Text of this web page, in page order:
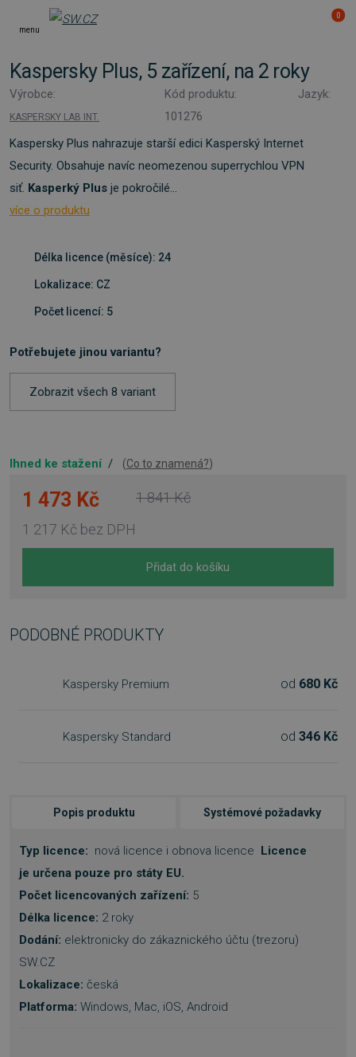
menu
0
Kaspersky Plus, 5 zařízení, na 2 roky
Výrobce:
KASPERSKY LAB INT.
Kód produktu:
101276
Jazyk:
Kaspersky Plus nahrazuje starší edici Kasperský Internet
Security. Obsahuje navíc neomezenou superrychlou VPN
siť. Kasperký Plus je pokročilé...
více o produktu
Délka licence (měsíce): 24
Lokalizace: CZ
Počet licencí: 5
Potřebujete jinou variantu?
Zobrazit všech 8 variant
Ihned ke stažení / (Co to znamená?)
1 473 Kč
1 217 Kč bez DPH
1 841 Kč
Přidat do košíku
PODOBNÉ PRODUKTY
Kaspersky Premium od 680 Kč
Kaspersky Standard od 346 Kč
Popis produktu Systémové požadavky
Typ licence: nová licence i obnova licence
Licence
je určena pouze pro státy EU.
Počet licencovaných zařízení: 5
Délka licence: 2 roky
Dodání: elektronicky do zákaznického účtu (trezoru)
SW.CZ
Lokalizace: česká
Platforma: Windows, Mac, iOS, Android